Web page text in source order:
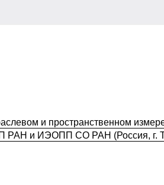
и пространственном
РАН и ИЭОПП СО РАН (Россия, г.